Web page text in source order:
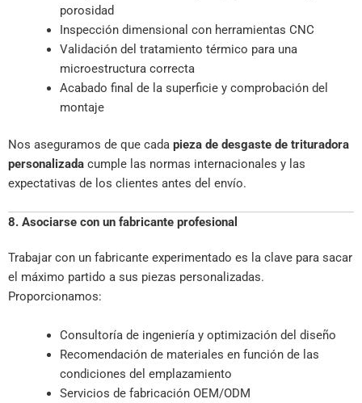
porosidad
Inspección dimensional con herramientas CNC
Validación del tratamiento térmico para una
microestructura correcta
Acabado final de la superficie y comprobación del
montaje
Nos aseguramos de que cada pieza de desgaste de trituradora
personalizada cumple las normas internacionales y las
expectativas de los clientes antes del envío.
8. Asociarse con un fabricante profesional
Trabajar con un fabricante experimentado es la clave para sacar
el máximo partido a sus piezas personalizadas.
Proporcionamos:
Consultoría de ingeniería y optimización del diseño
Recomendación de materiales en función de las
condiciones del emplazamiento
Servicios de fabricación OEM/ODM